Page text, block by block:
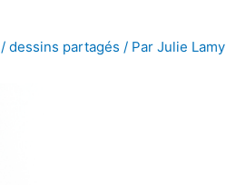
/dessins partagés / ParJulie Lamy